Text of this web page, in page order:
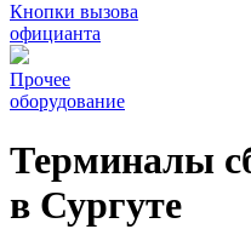
Кнопки вызова
официанта
Прочее
оборудование
Терминалы
в Сургуте